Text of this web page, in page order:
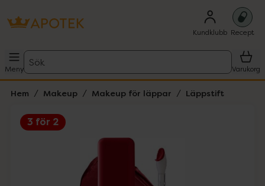
Kundklubb Recept
Meny
Sök
Varukorg
Hem Makeup Makeup för läppar Läppstift
3 för 2
Lista: . Innehåller 1 objekt.